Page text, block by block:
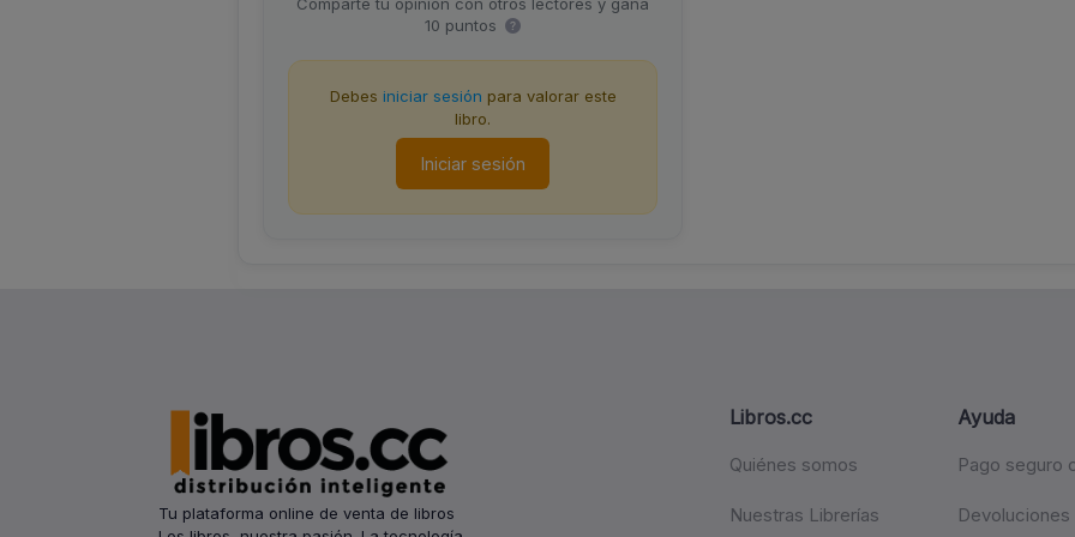
10 puntos
Debes iniciar sesión para valorar este
libro.
Iniciar sesión
Tu plataforma online de venta de libros
Libros.cc
Quiénes somos
Nuestras Librerías
Ayuda
Pago seguro
Devoluciones